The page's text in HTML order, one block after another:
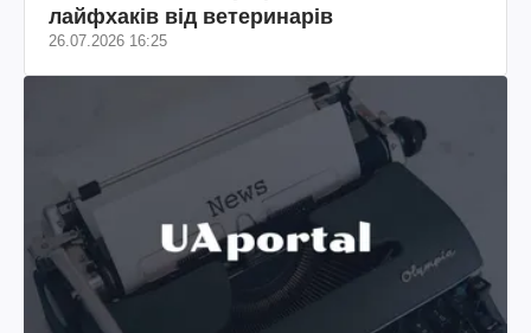
лайфхаків від ветеринарів
26.07.2026 16:25